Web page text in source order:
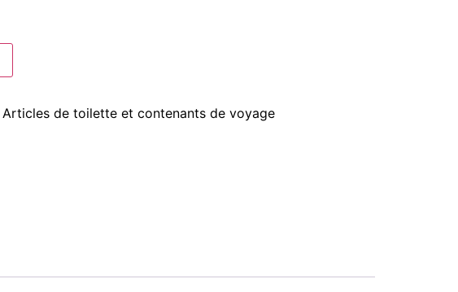
Articles de toilette et contenants de voyage